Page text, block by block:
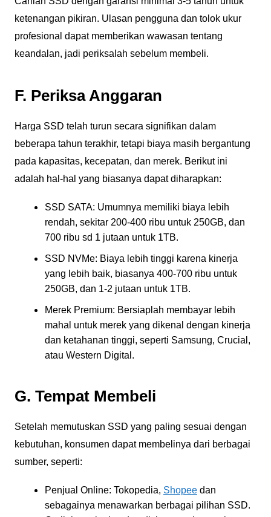
ketenangan pikiran. Ulasan pengguna dan tolok ukur
profesional dapat memberikan wawasan tentang
keandalan, jadi periksalah sebelum membeli.
F. Periksa Anggaran
Harga SSD telah turun secara signifikan dalam
beberapa tahun terakhir, tetapi biaya masih bergantung
pada kapasitas, kecepatan, dan merek. Berikut ini
adalah hal-hal yang biasanya dapat diharapkan:
SSD SATA: Umumnya memiliki biaya lebih
rendah, sekitar 200-400 ribu untuk 250GB, dan
700 ribu sd 1 jutaan untuk 1TB.
SSD NVMe: Biaya lebih tinggi karena kinerja
yang lebih baik, biasanya 400-700 ribu untuk
250GB, dan 1-2 jutaan untuk 1TB.
Merek Premium: Bersiaplah membayar lebih
mahal untuk merek yang dikenal dengan kinerja
dan ketahanan tinggi, seperti Samsung, Crucial,
atau Western Digital.
G. Tempat Membeli
Setelah memutuskan SSD yang paling sesuai dengan
kebutuhan, konsumen dapat membelinya dari berbagai
sumber, seperti:
Penjual Online: Tokopedia, Shopeedan
sebagainya menawarkan berbagai pilihan SSD.